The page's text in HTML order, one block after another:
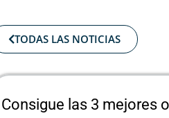
TODAS LAS NOTICIAS
Consigue las 3 mejores